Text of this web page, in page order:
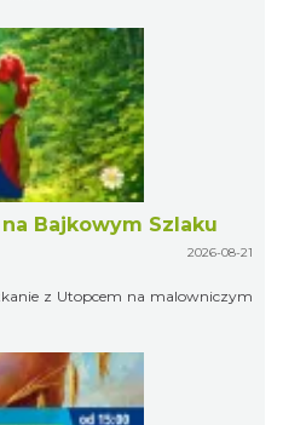
Bajkowym Szlaku
2026-08-21
z Utopcem na malowniczym